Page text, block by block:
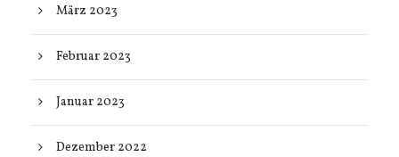
März 2023
Februar 2023
Januar 2023
Dezember 2022